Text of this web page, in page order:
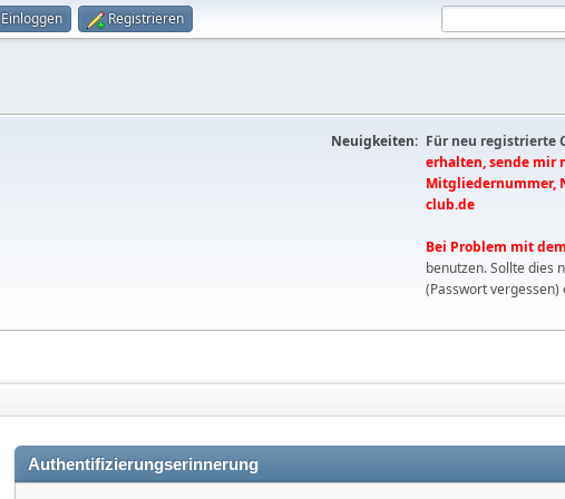
Einloggen Registrieren
Neuigkeiten: Für neu registrierte
erhalten, sende mir
Mitgliedernummer,
club.de
Bei Problem mit
benutzen. Sollte dies
(Passwort vergessen)
Authentifizierungserinnerung